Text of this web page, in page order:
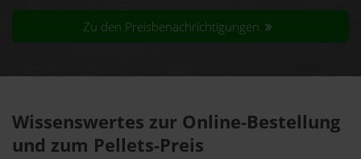
Zu den Preisbenachrichtigungen
Wissenswertes zur Online-Bestellung
und zum Pellets-Preis